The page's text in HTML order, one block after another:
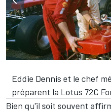
Eddie Dennis et le chef
préparent la Lotus 72C
Bien qu'il soit souvent